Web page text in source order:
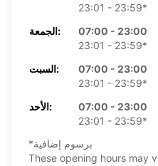
23:01 - 23:59*
الجمعة:
07:00 - 23:00
23:01 - 23:59*
السبت:
07:00 - 23:00
23:01 - 23:59*
الأحد:
07:00 - 23:00
23:01 - 23:59*
*برسوم إضافية
These opening hours may